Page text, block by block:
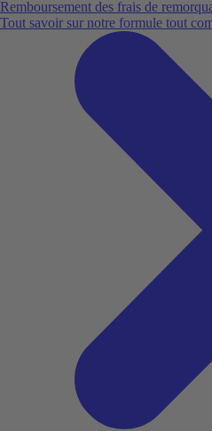
Remboursement des frais de
Tout savoir sur notre formule tout